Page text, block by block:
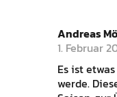
Andreas
1. Februar
Es ist
werde.